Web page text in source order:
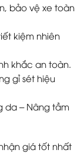
bảo vệ xe toàn
kiệm nhiên
khắc an toàn.
gỉ sét hiệu
da – Nâng tầm
nhận giá tốt nhất